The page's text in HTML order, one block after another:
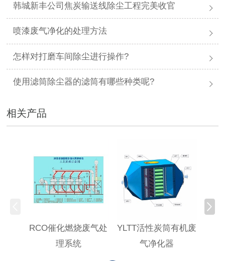
韩城新丰公司焦炭输送线除尘工程完美收官
喷漆废气净化的处理方法
怎样对打磨车间除尘进行操作?
使用滤筒除尘器的滤筒有哪些种类呢?
相关产品
RCO催化燃烧废气处
理系统
YLTT活性炭筒有机废
气净化器